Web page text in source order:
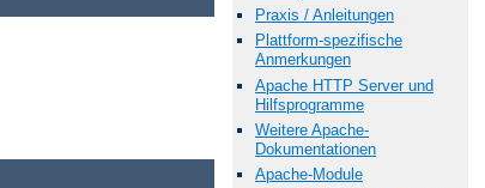
Praxis / Anleitungen
Plattform-spezifische
Anmerkungen
Apache HTTP Server und
Hilfsprogramme
Weitere Apache-
Dokumentationen
Apache-Module